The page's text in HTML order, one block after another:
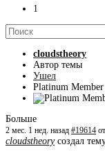
1
cloudstheory
Автор темы
Ушел
Platinum Member
Больше
2 мес. 1 нед. назад #19614 от
cloudstheoryсоздал